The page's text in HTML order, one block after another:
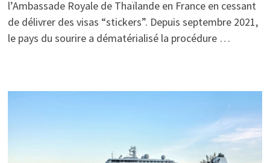
l’Ambassade Royale de Thaïlande en France en cessant
de délivrer des visas “stickers”. Depuis septembre 2021,
le pays du sourire a dématérialisé la procédure …